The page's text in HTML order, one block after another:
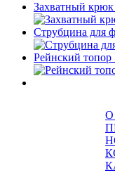
Захватный
Струбцина для
Рейнский топор
О